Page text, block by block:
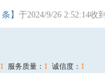
条】 于2024/9/26 2:52:14收到
1 服务质量： 1 诚信度： 1